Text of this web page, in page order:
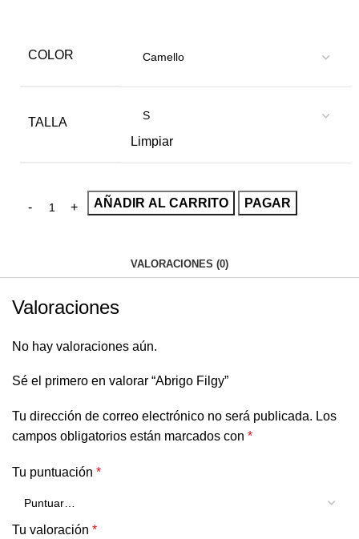
COLOR
TALLA
Limpiar
AÑADIR AL CARRITO PAGAR
VALORACIONES (0)
Valoraciones
No hay valoraciones aún.
Sé el primero en valorar “Abrigo Filgy”
Tu dirección de correo electrónico no será publicada. Los
campos obligatorios están marcados con *
Tu puntuación *
Tu valoración *